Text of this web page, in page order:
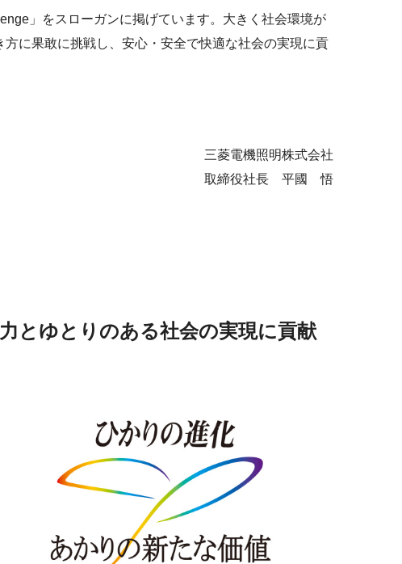
」をスローガンに掲げています。大きく社会環境が
に果敢に挑戦し、安心・安全で快適な社会の実現に貢
三菱電機照明株式会社
取締役社長 平國 悟
とゆとりのある社会の実現に貢献